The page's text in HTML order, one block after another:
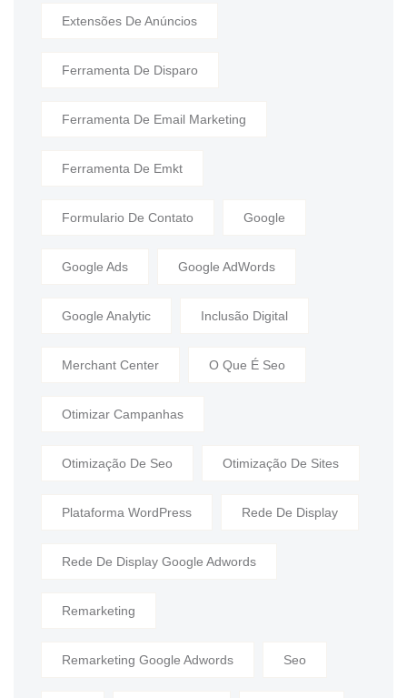
Extensões De Anúncios
Ferramenta De Disparo
Ferramenta De Email Marketing
Ferramenta De Emkt
Formulario De Contato Google
Google Ads Google AdWords
Google Analytic Inclusão Digital
Merchant Center O Que É Seo
Otimizar Campanhas
Otimização De Seo Otimização De Sites
Plataforma WordPress Rede De Display
Rede De Display Google Adwords
Remarketing
Remarketing Google Adwords Seo